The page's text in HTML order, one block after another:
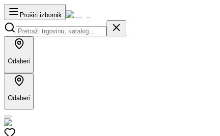
Proširi izbornik
Odaberi
Odaberi